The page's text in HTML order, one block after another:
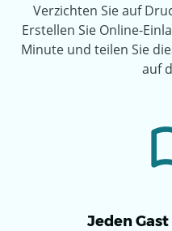
Verzichten Sie auf
Erstellen Sie Online-
Minute und teilen Sie
auf
Jeden